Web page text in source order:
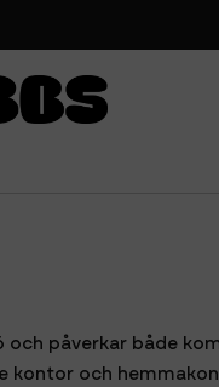
påverkar både
och